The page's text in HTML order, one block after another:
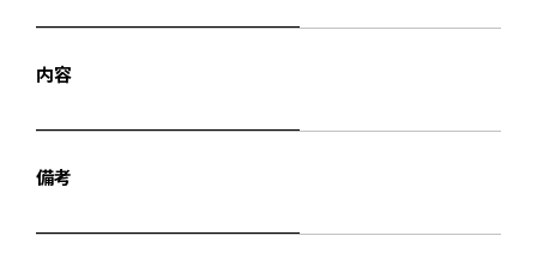
内容
備考